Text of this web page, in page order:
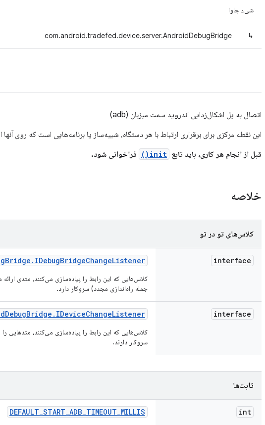
شیء جاوا
↳
com.android.tradefed.device.server.AndroidDebugBridge
اتصال به پل اشکال‌زدایی اندروید سمت میزبان (adb)
این نقطه مرکزی برای برقراری ارتباط با هر دستگاه، شبیه‌ساز یا برنامه‌هایی است که روی
قبل از انجام هر کاری، باید تابع init() فراخوانی شود.
خلاصه
کلاس‌های تو در تو
interface
Bridge . IDebugBridgeChangeListener
کلاس‌هایی که این رابط را پیاده‌سازی می‌کنند، متدی ارائه
جمله راه‌اندازی مجدد) سروکار دارد.
interface
DebugBridge . IDeviceChangeListener
کلاس‌هایی که این رابط را پیاده‌سازی می‌کنند، متدهایی
سروکار دارند.
ثابت‌ها
int
DEFAULT_START_ADB_TIMEOUT_MILLIS